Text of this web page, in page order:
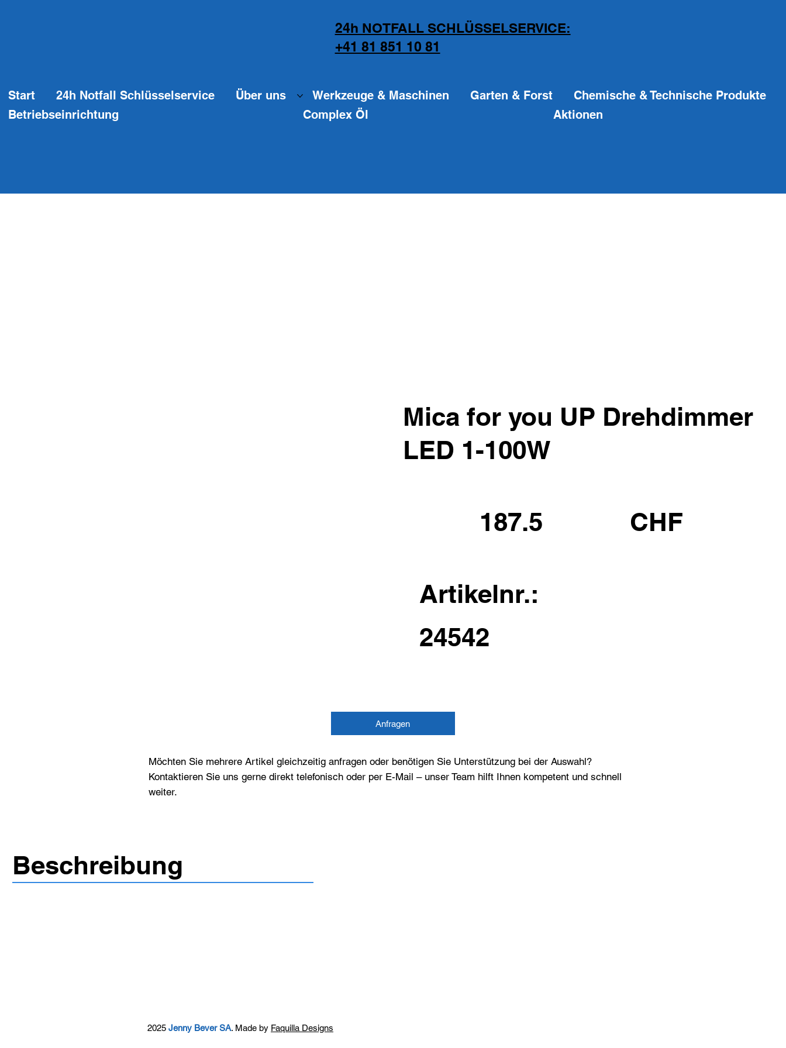
24h NOTFALL SCHLÜSSELSERVICE:
+41 81 851 10 81
Start 24h Notfall Schlüsselservice Über uns Werkzeuge & Maschinen Garten & Forst
Chemische & Technische Produkte
Betriebseinrichtung
Complex Öl Aktionen
Mica for you UP Drehdimmer
LED 1-100W
187.5 CHF
Artikelnr.:
24542
Anfragen
Möchten Sie mehrere Artikel gleichzeitig anfragen oder benötigen Sie Unterstützung bei der Auswahl?
Kontaktieren Sie uns gerne direkt telefonisch oder per E-Mail – unser Team hilft Ihnen kompetent und schnell
weiter.
Beschreibung
2025 Jenny Bever SA. Made by Faquilla Designs